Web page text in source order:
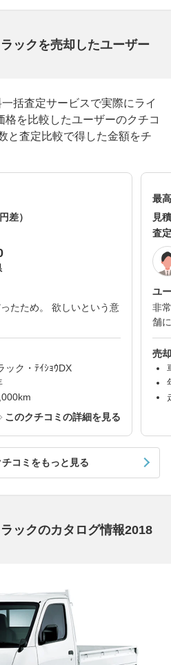
ックを売却したユーザー
括査定サービスで実際にライ
格を比較したユーザーのクチコ
と査定比較で得した金額をチ
差）
たため。 欲しいという意
ック・ﾃｲｼｮｳDX
このクチコミの詳細を見る
最
見
査
ユ
非
舗
売
コミをもっと見る
ックのカタログ情報2018